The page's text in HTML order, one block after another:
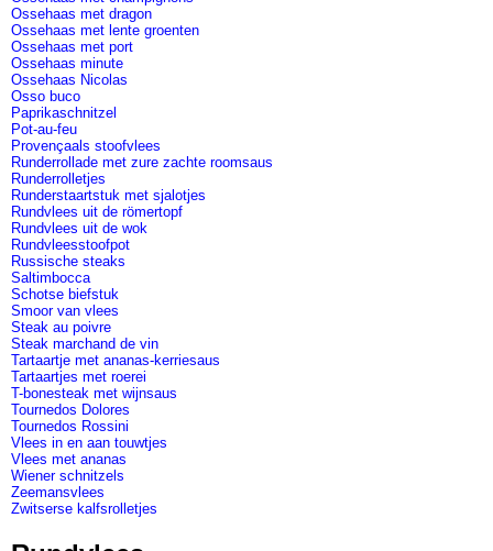
Ossehaas met dragon
Ossehaas met lente groenten
Ossehaas met port
Ossehaas minute
Ossehaas Nicolas
Osso buco
Paprikaschnitzel
Pot-au-feu
Provençaals stoofvlees
Runderrollade met zure zachte roomsaus
Runderrolletjes
Runderstaartstuk met sjalotjes
Rundvlees uit de römertopf
Rundvlees uit de wok
Rundvleesstoofpot
Russische steaks
Saltimbocca
Schotse biefstuk
Smoor van vlees
Steak au poivre
Steak marchand de vin
Tartaartje met ananas-kerriesaus
Tartaartjes met roerei
T-bonesteak met wijnsaus
Tournedos Dolores
Tournedos Rossini
Vlees in en aan touwtjes
Vlees met ananas
Wiener schnitzels
Zeemansvlees
Zwitserse kalfsrolletjes